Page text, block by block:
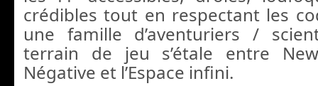
crédibles tout en respectant les
une famille d’aventuriers /
terrain de jeu s’étale entre
Négative et l’Espace infini.